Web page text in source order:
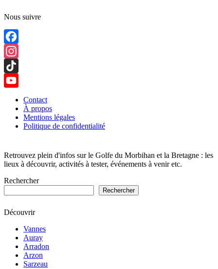
Nous suivre
Facebook
Instagram
TikTok
YouTube
Channel
Contact
À propos
Mentions légales
Politique de confidentialité
Retrouvez plein d'infos sur le Golfe du Morbihan et la Bretagne : les
lieux à découvrir, activités à tester, événements à venir etc.
Rechercher
Rechercher
Découvrir
Vannes
Auray
Arradon
Arzon
Sarzeau